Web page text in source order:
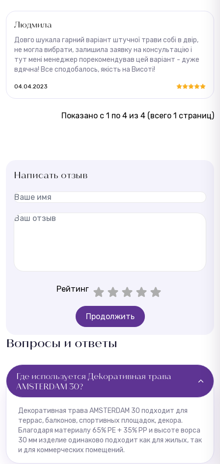
Людмила
Довго шукала гарний варіант штучної трави собі в двір,
не могла вибрати, залишила заявку на консультацію і
тут мені менеджер порекомендував цей варіант - дуже
вдячна! Все сподобалось, якість на Висоті!
04.04.2023
Показано с 1 по 4 из 4 (всего 1 страниц)
Написать отзыв
Рейтинг
Продолжить
Вопросы и ответы
Где используется Декоративная трава
AMSTERDAM 30?
Декоративная трава AMSTERDAM 30 подходит для
террас, балконов, спортивных площадок, декора.
Благодаря материалу 65% PE + 35% PP и высоте ворса
30 мм изделие одинаково подходит как для жилых, так
и для коммерческих помещений.